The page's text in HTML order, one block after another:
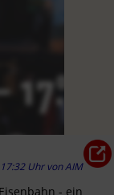
Uhr vonAIM
- ein